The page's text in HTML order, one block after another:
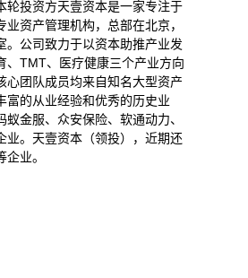
轮投资方天壹资本是一家专注于
业资产管理机构，总部在北京，
。公司致力于以资本助推产业发
、TMT、医疗健康三个产业方向
心团队成员均来自知名大型资产
富的从业经验和优秀的历史业
蚁金服、众安保险、软通动力、
业。天壹资本（领投），近期还
业。